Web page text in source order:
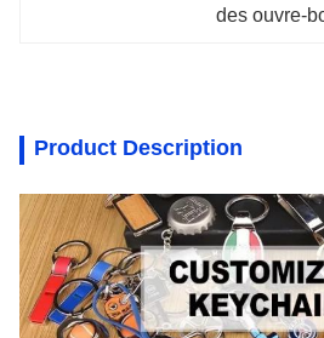
des ouvre-
Product Description